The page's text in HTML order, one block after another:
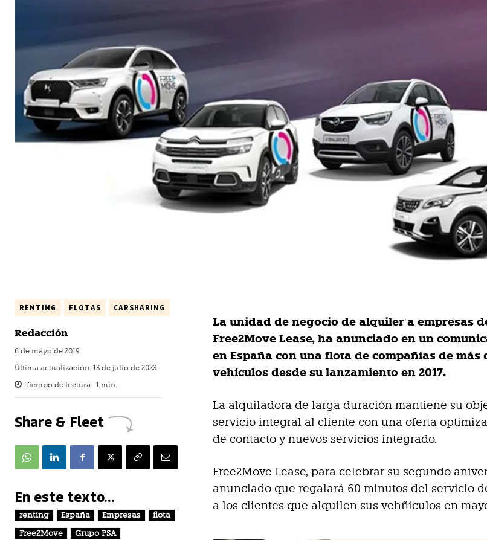
RENTING FLOTAS CARSHARING
Redacción
6 de mayo de 2019
Última actualización: 13 de julio de 2023
Tiempo de lectura: 1 min.
Share & Fleet
En este texto...
renting España Empresas
flota
Free2Move
Grupo PSA
La unidad de negocio de alquiler a empresas
Free2Move Lease, ha anunciado en un
en España con una flota de compañías de más
vehículos desde su lanzamiento en 2017.
La alquiladora de larga duración mantiene su
servicio integral al cliente con una oferta
de contacto y nuevos servicios integrado.
Free2Move Lease, para celebrar su segundo
anunciado que regalará 60 minutos del servicio
a los clientes que alquilen sus vehñiculos en